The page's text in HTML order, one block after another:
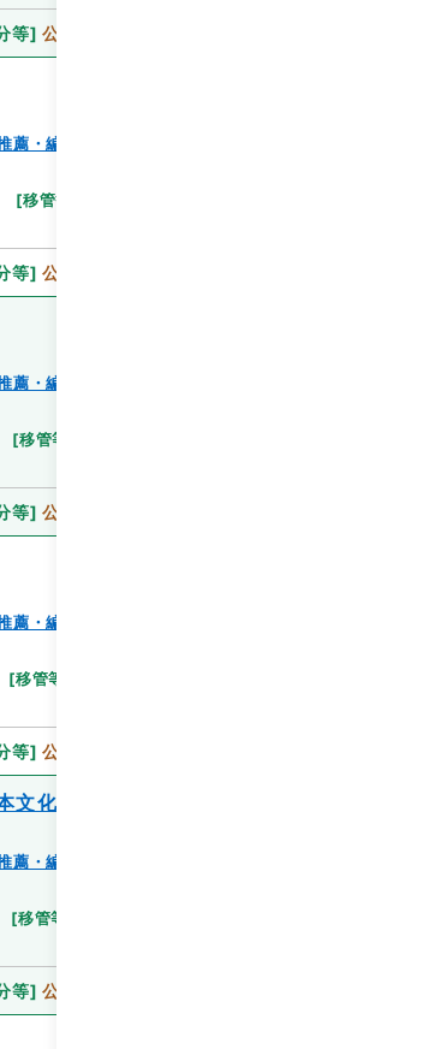
等] 公開
・編纂出版、蔵書）
[移管等年度
等] 公開
・編纂出版、蔵書）
[移管等年度
等] 公開
・編纂出版、蔵書）
[移管等年度
等] 公開
化読本ー大学生ノ生活ー
・編纂出版、蔵書）
[移管等年度
等] 公開